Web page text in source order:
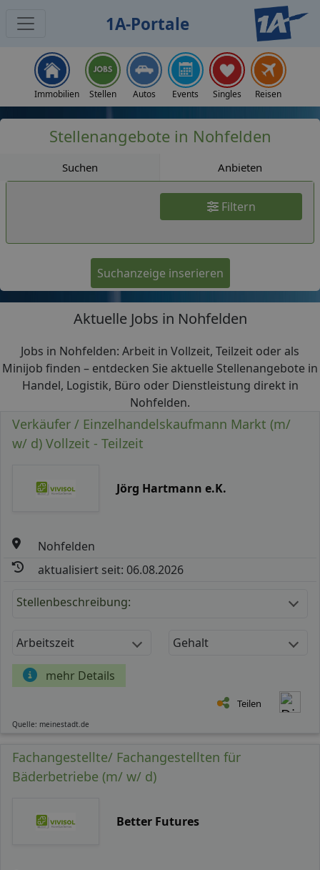
1A-Portale
Immobilien Stellen Autos Events Singles Reisen
Stellenangebote in Nohfelden
Suchen Anbieten
Filtern
Suchanzeige inserieren
Aktuelle Jobs in Nohfelden
Jobs in Nohfelden: Arbeit in Vollzeit, Teilzeit oder als
Minijob finden – entdecken Sie aktuelle Stellenangebote in
Handel, Logistik, Büro oder Dienstleistung direkt in
Nohfelden.
Verkäufer / Einzelhandelskaufmann Markt (m/
w/ d) Vollzeit - Teilzeit
Jörg Hartmann e.K.
Nohfelden
aktualisiert seit: 06.08.2026
Stellenbeschreibung:
Arbeitszeit Gehalt
mehr Details
Teilen
Quelle: meinestadt.de
Fachangestellte/ Fachangestellten für
Bäderbetriebe (m/ w/ d)
Better Futures